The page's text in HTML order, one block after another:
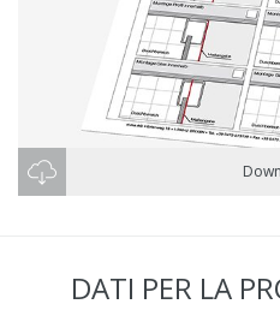
DATI PER LA